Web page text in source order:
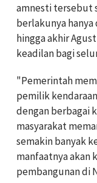
amnesti tersebut
berlakunya
hingga akhir
keadilan bagi
"Pemerintah
pemilik
dengan berbagai
masyarakat
semakin banyak
manfaatnya akan
pembangunan di